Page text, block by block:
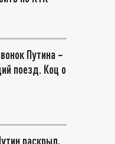
Путина –
поезд. Коц о
раскрыл,